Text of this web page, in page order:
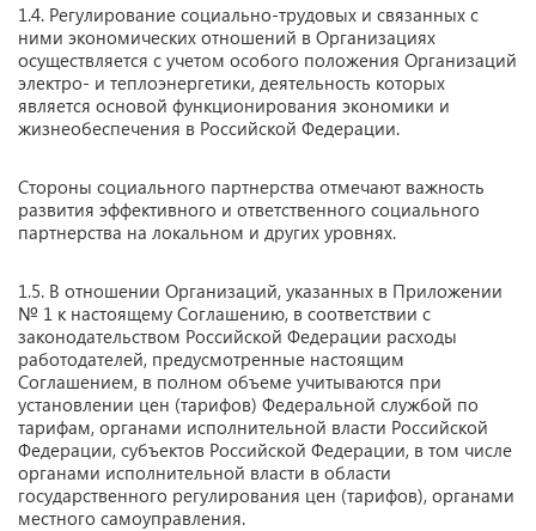
1.4. Регулирование социально-трудовых и связанных с
ними экономических отношений в Организациях
осуществляется с учетом особого положения Организаций
электро- и теплоэнергетики, деятельность которых
является основой функционирования экономики и
жизнеобеспечения в Российской Федерации.
Стороны социального партнерства отмечают важность
развития эффективного и ответственного социального
партнерства на локальном и других уровнях.
1.5. В отношении Организаций, указанных в Приложении
№ 1 к настоящему Соглашению, в соответствии с
законодательством Российской Федерации расходы
работодателей, предусмотренные настоящим
Соглашением, в полном объеме учитываются при
установлении цен (тарифов) Федеральной службой по
тарифам, органами исполнительной власти Российской
Федерации, субъектов Российской Федерации, в том числе
органами исполнительной власти в области
государственного регулирования цен (тарифов), органами
местного самоуправления.